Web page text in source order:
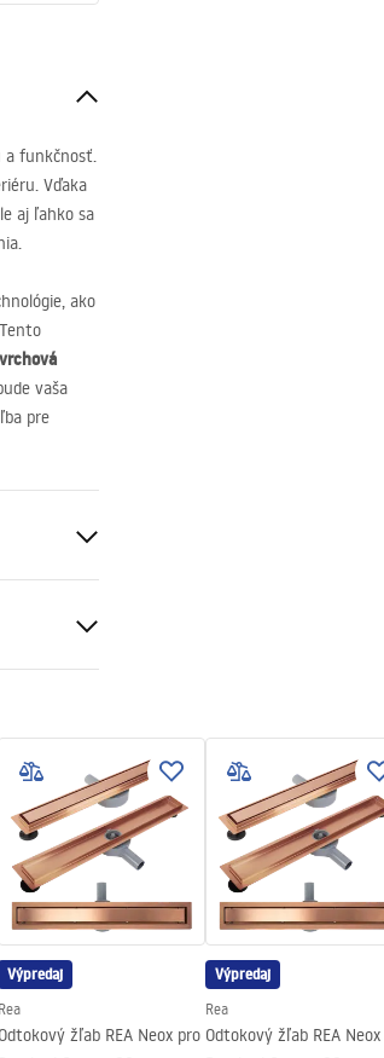
a funkčnosť.
Vďaka
aj ľahko sa
ako
vaša
pre
24
Výpredaj
Rea
Odtokový žľab REA Neox pro
Výpredaj
Rea
Odtokový žľab REA